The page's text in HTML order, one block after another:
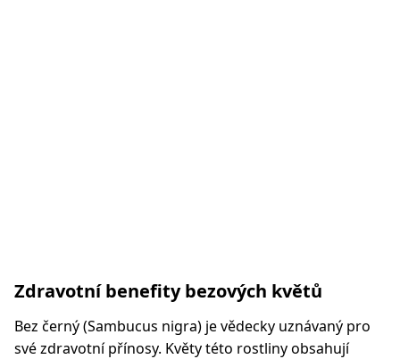
Zdravotní benefity bezových květů
Bez černý (Sambucus nigra) je vědecky uznávaný pro
své zdravotní přínosy. Květy této rostliny obsahují